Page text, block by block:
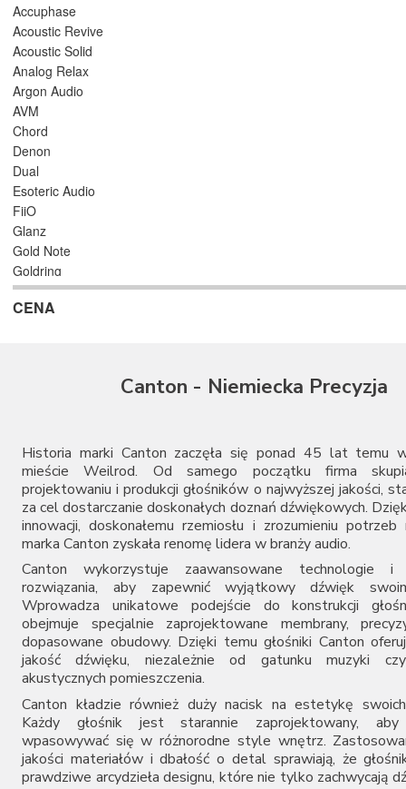
Accuphase
Acoustic Revive
Acoustic Solid
Analog Relax
Argon Audio
AVM
Chord
Denon
Dual
Esoteric Audio
FiiO
Glanz
Gold Note
Goldring
Grado
Hana
Marantz
MoFi
Monolith Audio
Musical Fidelity
Music Hall
Nagaoka
Naim Audio
New Horizon Audio
Ortofon
Primare
Pro-Ject
PS Audio
Rekkord Audio
Rogue Audio
Roksan
Shelter
CENA
Canton - Niemiecka Precyzja
Historia marki Canton zaczęła się ponad 45 lat temu
mieście Weilrod. Od samego początku firma
projektowaniu i produkcji głośników o najwyższej jakości,
za cel dostarczanie doskonałych doznań dźwiękowych.
innowacji, doskonałemu rzemiosłu i zrozumieniu potrzeb
marka Canton zyskała renomę lidera w branży audio.
Canton wykorzystuje zaawansowane technologie i
rozwiązania, aby zapewnić wyjątkowy dźwięk
Wprowadza unikatowe podejście do konstrukcji
obejmuje specjalnie zaprojektowane membrany,
dopasowane obudowy. Dzięki temu głośniki Canton
jakość dźwięku, niezależnie od gatunku muzyki
akustycznych pomieszczenia.
Canton kładzie również duży nacisk na estetykę
Każdy głośnik jest starannie zaprojektowany, aby
wpasowywać się w różnorodne style wnętrz.
jakości materiałów i dbałość o detal sprawiają, że
prawdziwe arcydzieła designu, które nie tylko zachwycają